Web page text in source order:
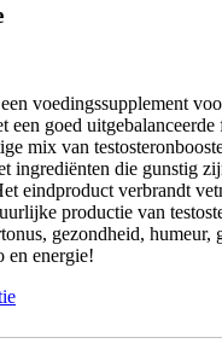
voedingssupplement
een goed uitgebalanceerde
mix van
ingrediënten die gunstig
eindproduct verbrandt
productie van
gezondheid, humeur,
energie!